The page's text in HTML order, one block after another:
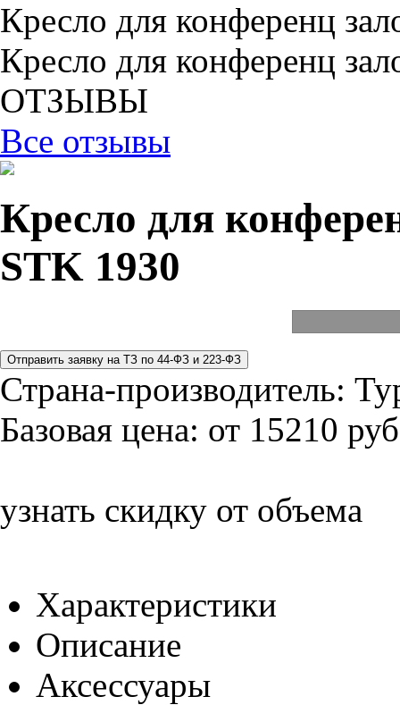
Кресло для конференц
Кресло для конференц
ОТЗЫВЫ
Все отзывы
Кресло для
STK 1930
Страна-производитель:
Базовая цена: от 15210
узнать скидку от объема
Характеристики
Описание
Аксессуары